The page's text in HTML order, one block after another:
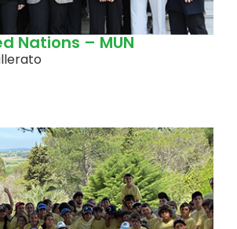
Nations – MUN